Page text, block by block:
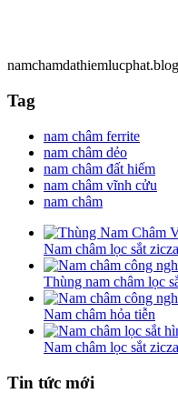
Tag
nam châm ferrite
nam châm dẻo
nam châm đất hiếm
nam châm vĩnh cửu
nam châm
Nam châm lọc sắt
Thùng nam châm lọc
Nam châm hỏa tiễn
Nam châm lọc sắt
Tin tức mới